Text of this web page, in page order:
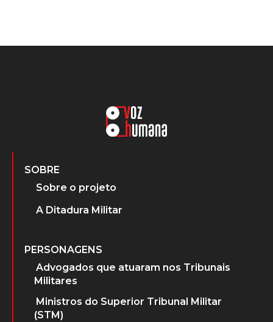
SOBRE
Sobre o projeto
A Ditadura Militar
PERSONAGENS
Advogados que atuaram nos Tribunais
Militares
Ministros do Superior Tribunal Militar
(STM)